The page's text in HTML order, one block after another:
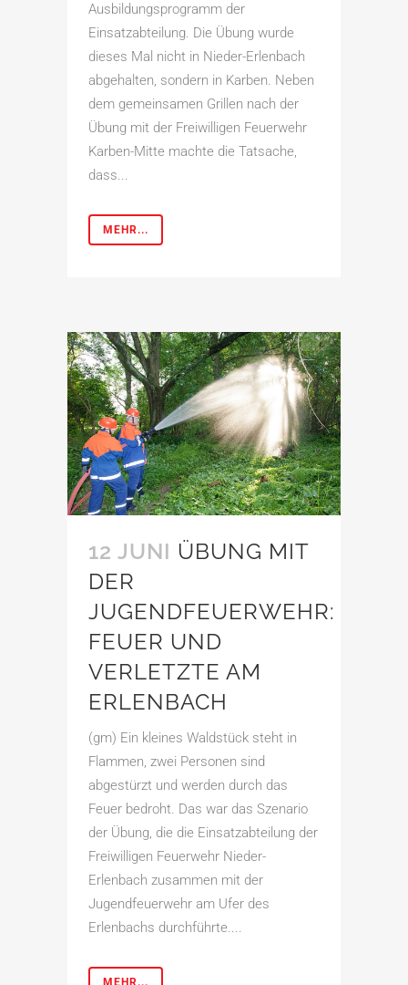
Ausbildungsprogramm der
Einsatzabteilung. Die Übung wurde
dieses Mal nicht in Nieder-Erlenbach
abgehalten, sondern in Karben. Neben
dem gemeinsamen Grillen nach der
Übung mit der Freiwilligen Feuerwehr
Karben-Mitte machte die Tatsache,
dass...
MEHR...
12 JUNI ÜBUNG MIT
DER
JUGENDFEUERWEHR:
FEUER UND
VERLETZTE AM
ERLENBACH
(gm) Ein kleines Waldstück steht in
Flammen, zwei Personen sind
abgestürzt und werden durch das
Feuer bedroht. Das war das Szenario
der Übung, die die Einsatzabteilung der
Freiwilligen Feuerwehr Nieder-
Erlenbach zusammen mit der
Jugendfeuerwehr am Ufer des
Erlenbachs durchführte....
MEHR...